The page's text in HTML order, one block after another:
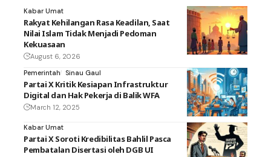
Kabar Umat
Rakyat Kehilangan Rasa Keadilan, Saat
Nilai Islam Tidak Menjadi Pedoman
Kekuasaan
August 6, 2026
Pemerintah
Sinau Gaul
Partai X Kritik Kesiapan Infrastruktur
Digital dan Hak Pekerja di Balik WFA
March 12, 2025
Kabar Umat
Partai X Soroti Kredibilitas Bahlil Pasca
Pembatalan Disertasi oleh DGB UI